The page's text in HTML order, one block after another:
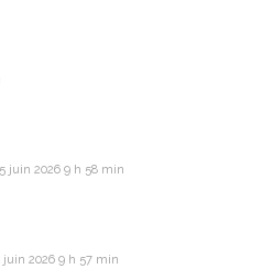
5 juin 2026 9 h 58 min
juin 2026 9 h 57 min